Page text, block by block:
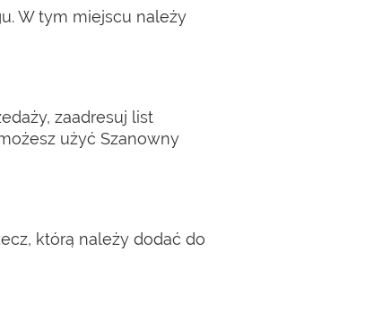
W tym miejscu należy
zaadresuj list
użyć Szanowny
którą należy dodać do